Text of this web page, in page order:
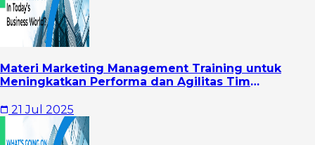
Materi Marketing Management Training untuk
Meningkatkan Performa dan Agilitas Tim
21 Jul 2025